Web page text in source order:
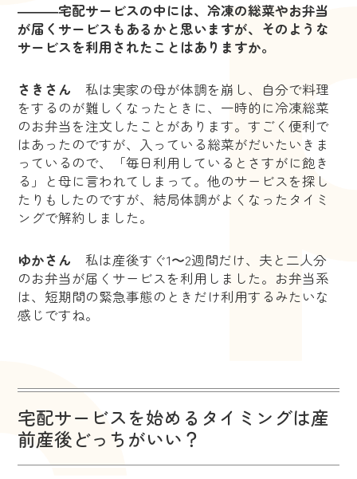
―――宅配サービスの中には、冷凍の総菜やお弁当
が届くサービスもあるかと思いますが、そのような
サービスを利用されたことはありますか。
さきさん私は実家の母が体調を崩し、自分で料理
をするのが難しくなったときに、一時的に冷凍総菜
のお弁当を注文したことがあります。すごく便利で
はあったのですが、入っている総菜がだいたいきま
っているので、「毎日利用しているとさすがに飽き
る」と母に言われてしまって。他のサービスを探し
たりもしたのですが、結局体調がよくなったタイミ
ングで解約しました。
ゆかさん私は産後すぐ1〜2週間だけ、夫と二人分
のお弁当が届くサービスを利用しました。お弁当系
は、短期間の緊急事態のときだけ利用するみたいな
感じですね。
宅配サービスを始めるタイミングは産
前産後どっちがいい？